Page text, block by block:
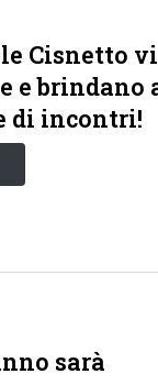
Cisnetto
e brindano
di incontri!
sarà